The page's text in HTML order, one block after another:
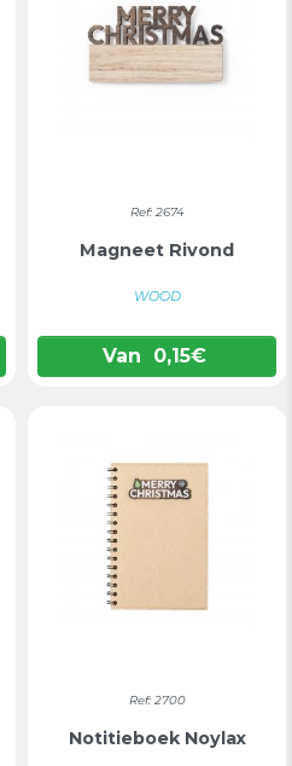
Ref: 2674
Magneet Rivond
WOOD
Van 0,15€
Ref: 2700
Notitieboek Noylax